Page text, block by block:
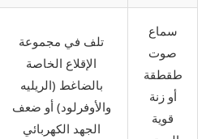
سماع
صوت
طقطقة
أو زنة
قوية
تلف في مجموعة
الإقلاع الخاصة
بالضاغط (الريليه
والأوفرلود) أو ضعف
الجهد الكهربائي